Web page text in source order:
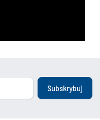
Subskrybuj